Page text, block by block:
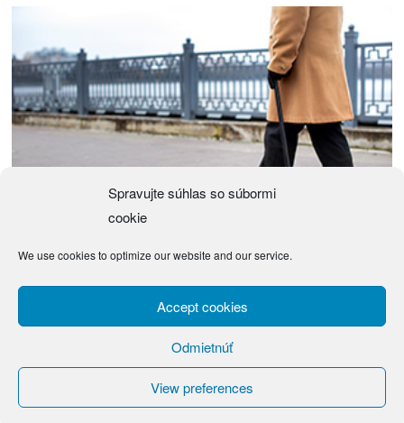
Spravujte súhlas so súbormi
cookie
We use cookies to optimize our website and our service.
Accept cookies
Odmietnúť
View preferences
Návrh zákona o justičných čakateľoch
(Návrh) Zákon z … 2026 o justičných čakateľoch a o zmene a doplnení niektorých
zákonov Národná rada Slovenskej republiky sa
KONTAKT COOKIE POLICY (EU)